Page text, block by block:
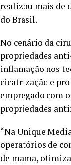
realizou mais de
do Brasil.
No cenário da
propriedades
inflamação nos
cicatrização e
empregado com
propriedades
“Na Unique
operatórios de
de mama,